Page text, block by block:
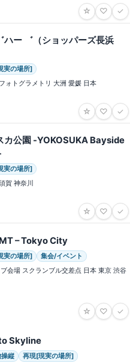
☆ ♡ ✓
ハー ゛（ショッパーズ長浜
実の場所]
ォトグラメトリ 大洲 愛媛 日本
☆ ♡ ✓
カ公園 -YOKOSUKA Bayside
実の場所]
賀 神奈川
☆ ♡ ✓
– Tokyo City
実の場所]
集会/イベント
会場 スクランブル交差点 日本 東京 渋谷
☆ ♡ ✓
Skyline
縦
再現[現実の場所]